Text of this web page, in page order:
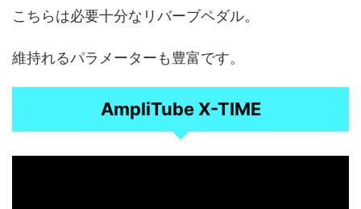
こちらは必要十分なリバーブペダル。
維持れるパラメーターも豊富です。
AmpliTube X-TIME